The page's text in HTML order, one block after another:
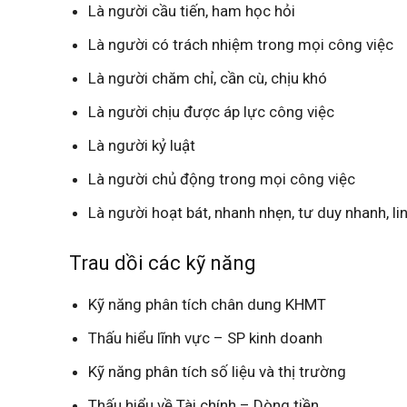
Là người cầu tiến, ham học hỏi
Là người có trách nhiệm trong mọi công việc
Là người chăm chỉ, cần cù, chịu khó
Là người chịu được áp lực công việc
Là người kỷ luật
Là người chủ động trong mọi công việc
Là người hoạt bát, nhanh nhẹn, tư duy nhanh,
Trau dồi các kỹ năng
Kỹ năng phân tích chân dung KHMT
Thấu hiểu lĩnh vực – SP kinh doanh
Kỹ năng phân tích số liệu và thị trường